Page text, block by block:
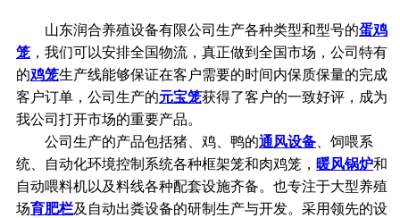
山东润合养殖设备有限公司生产各种类型和型号的蛋鸡
笼 ，我们可以安排全国物流，真正做到全国市场，公司特有
的鸡笼生产线能够保证在客户需要的时间内保质保量的完成
客户订单，公司生产的元宝笼获得了客户的一致好评，成为
我公司打开市场的重要产品。
公司生产的产品包括猪、鸡、鸭的通风设备、饲喂系
统、自动化环境控制系统各种框架笼和肉鸡笼， 暖风锅炉和
自动喂料机以及料线各种配套设施齐备。也专注于大型养殖
场育肥栏及自动出粪设备的研制生产与开发。采用领先的设